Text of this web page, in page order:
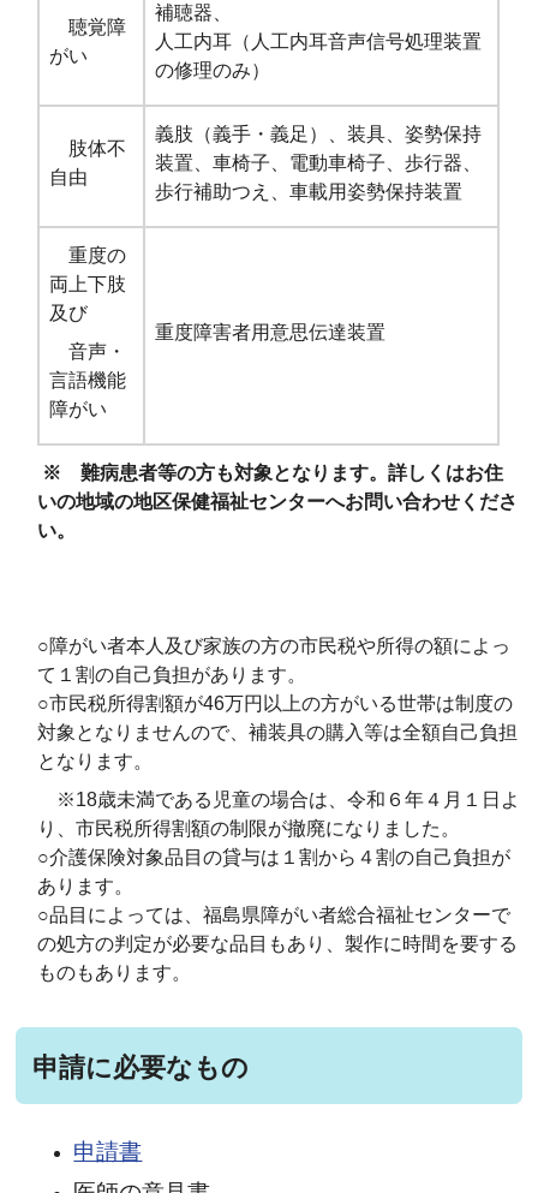
聴覚障
がい
補聴器、
人工内耳（人工内耳音声信号処理装置
の修理のみ）
肢体不
自由
義肢（義手・義足）、装具、姿勢保持
装置、車椅子、電動車椅子、歩行器、
歩行補助つえ、車載用姿勢保持装置
重度の
両上下肢
及び
音声・
言語機能
障がい
重度障害者用意思伝達装置
※ 難病患者等の方も対象となります。詳しくはお住
いの地域の地区保健福祉センターへお問い合わせくださ
い。
○障がい者本人及び家族の方の市民税や所得の額によっ
て１割の自己負担があります。
○市民税所得割額が46万円以上の方がいる世帯は制度の
対象となりませんので、補装具の購入等は全額自己負担
となります。
※18歳未満である児童の場合は、令和６年４月１日よ
り、市民税所得割額の制限が撤廃になりました。
○介護保険対象品目の貸与は１割から４割の自己負担が
あります。
○品目によっては、福島県障がい者総合福祉センターで
の処方の判定が必要な品目もあり、製作に時間を要する
ものもあります。
申請に必要なもの
申請書